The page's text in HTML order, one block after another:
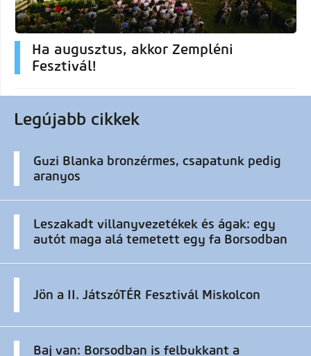
Ha augusztus, akkor Zempléni
Fesztivál!
Legújabb cikkek
Guzi Blanka bronzérmes, csapatunk pedig
aranyos
Leszakadt villanyvezetékek és ágak: egy
autót maga alá temetett egy fa Borsodban
Jön a II. JátszóTÉR Fesztivál Miskolcon
Baj van: Borsodban is felbukkant a